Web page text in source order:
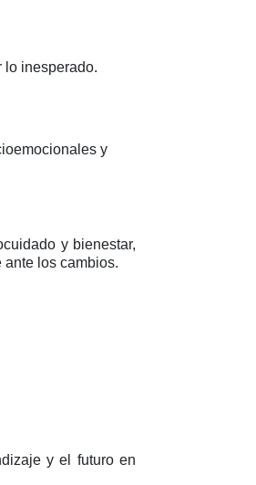
lo inesperado.
y
y bienestar,
los cambios.
y el futuro en